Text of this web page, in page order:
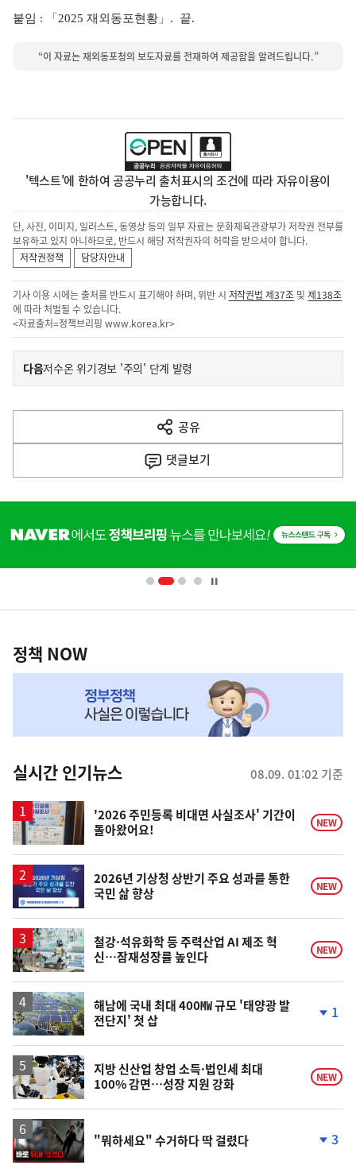
붙임 : 「2025 재외동포현황」. 끝.
“이 자료는 재외동포청의 보도자료를 전재하여 제공함을 알려드립니다.”
'텍스트'에 한하여 공공누리 출처표시의 조건에 따라 자유이용이
가능합니다.
단, 사진, 이미지, 일러스트, 동영상 등의 일부 자료는 문화체육관광부가 저작권 전부를
보유하고 있지 아니하므로, 반드시 해당 저작권자의 허락을 받으셔야 합니다.
저작권정책
담당자안내
기사 이용 시에는 출처를 반드시 표기해야 하며, 위반 시 저작권법 제37조 및제138조
에 따라 처벌될 수 있습니다.
<자료출처=정책브리핑 www.korea.kr>
이
전
다
음
다음기
저수온 위기경보 '주의' 단계 발령
공유
열
기
댓글보기
단
영
책
NOW,
뉴
스
정책 NOW
실시간 인기뉴스 08.09. 01:02 기준
'2026 주민등록 비대면 사실조사' 기간이
돌아왔어요!
NEW
2026년 기상청 상반기 주요 성과를 통한
국민 삶 향상
NEW
철강·석유화학 등 주력산업 AI 제조 혁
신…잠재성장률 높인다
NEW
해남에 국내 최대 400㎿ 규모 '태양광 발
전단지' 첫 삽
하
락
1
지방 신산업 창업 소득·법인세 최대
100% 감면…성장 지원 강화
NEW
영
상
"뭐하세요" 수거하다 딱 걸렸다 3